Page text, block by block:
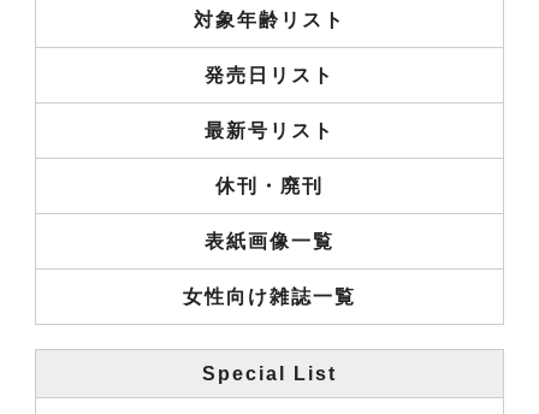
対象年齢リスト
発売日リスト
最新号リスト
休刊・廃刊
表紙画像一覧
女性向け雑誌一覧
Special List